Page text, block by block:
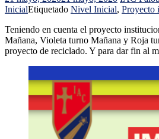
InicialEtiquetado Nivel Inicial, Proyecto
Teniendo en cuenta el proyecto
Mañana, Violeta turno Mañana y Roja
proyecto de reciclado. Y para dar fin al